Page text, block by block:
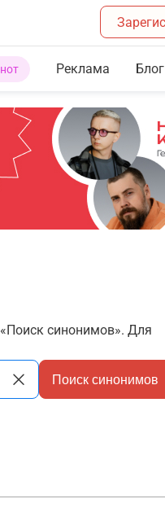
Реклама Блог
синонимов». Для
Поиск синонимов